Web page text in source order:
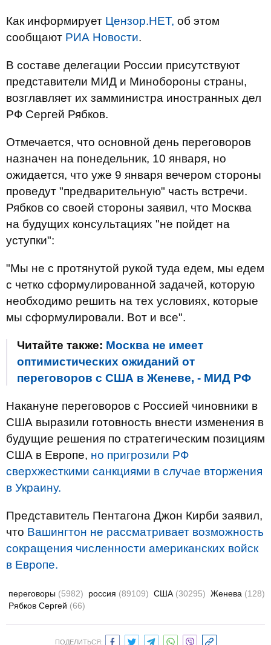
Как информирует Цензор.НЕТ, об этом
сообщают РИА Новости.
В составе делегации России присутствуют
представители МИД и Минобороны страны,
возглавляет их замминистра иностранных дел
РФ Сергей Рябков.
Отмечается, что основной день переговоров
назначен на понедельник, 10 января, но
ожидается, что уже 9 января вечером стороны
проведут "предварительную" часть встречи.
Рябков со своей стороны заявил, что Москва
на будущих консультациях "не пойдет на
уступки":
"Мы не с протянутой рукой туда едем, мы едем
с четко сформулированной задачей, которую
необходимо решить на тех условиях, которые
мы сформулировали. Вот и все".
Читайте также: Москва не имеет
оптимистических ожиданий от
переговоров с США в Женеве, - МИД РФ
Накануне переговоров с Россией чиновники в
США выразили готовность внести изменения в
будущие решения по стратегическим позициям
США в Европе, но пригрозили РФ
сверхжесткими санкциями в случае вторжения
в Украину.
Представитель Пентагона Джон Кирби заявил,
что Вашингтон не рассматривает возможность
сокращения численности американских войск
в Европе.
переговоры (5982) россия (89109) США (30295) Женева (128)
Рябков Сергей (66)
ПОДЕЛИТЬСЯ: